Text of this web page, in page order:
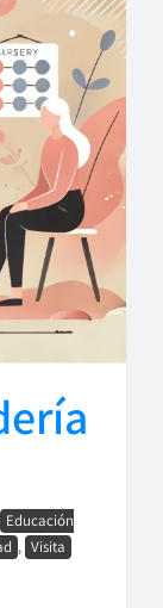
Educación
, Visita